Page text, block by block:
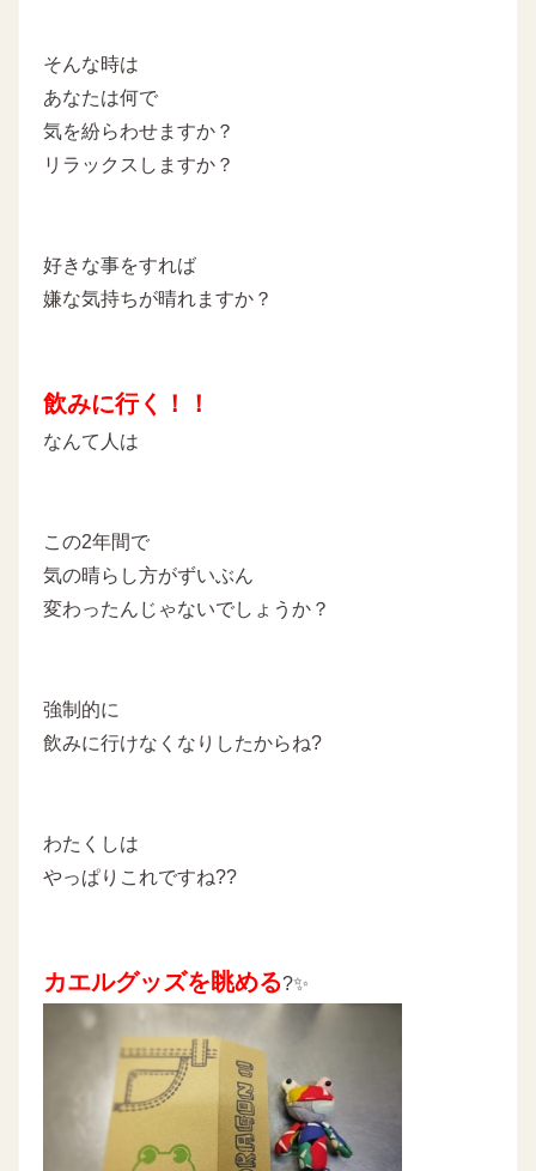
そんな時は
あなたは何で
気を紛らわせますか？
リラックスしますか？
好きな事をすれば
嫌な気持ちが晴れますか？
飲みに行く！！
なんて人は
この2年間で
気の晴らし方がずいぶん
変わったんじゃないでしょうか？
強制的に
飲みに行けなくなりしたからね?
わたくしは
やっぱりこれですね??
カエルグッズを眺める?✨